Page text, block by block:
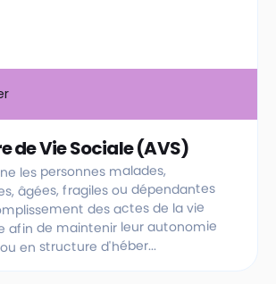
de Vie Sociale (AVS)
les personnes malades,
âgées, fragiles ou dépendantes
des actes de la vie
afin de maintenir leur autonomie
en structure d'héber...